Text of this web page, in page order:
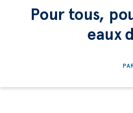
Pour tous,
eaux